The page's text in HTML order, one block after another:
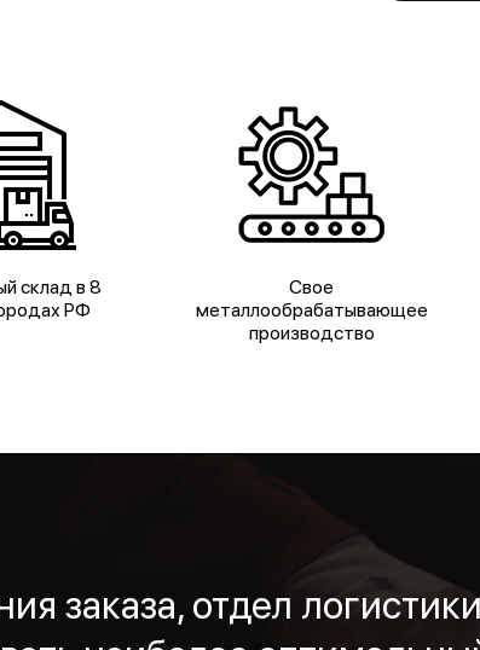
склад в 8
РФ
Свое
металлообрабатывающее
производство
заказа, отдел